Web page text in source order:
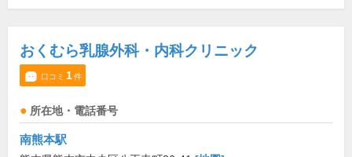
おくむら乳腺外科・内科クリニック
口コミ 1件
所在地・電話番号
南熊本駅